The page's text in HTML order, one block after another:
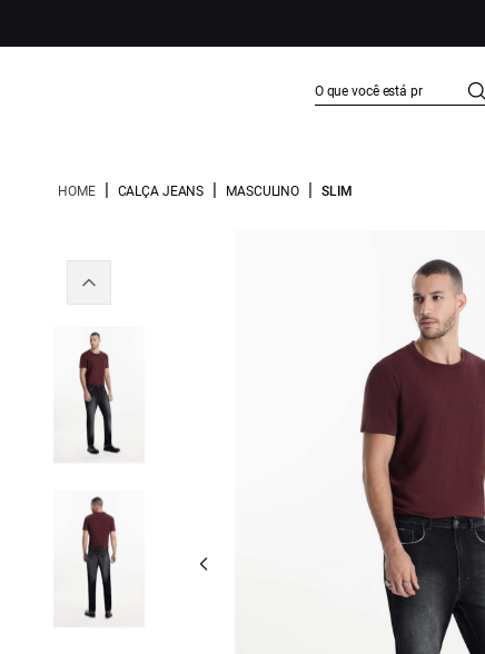
HOME | CALÇA JEANS | MASCULINO | SLIM